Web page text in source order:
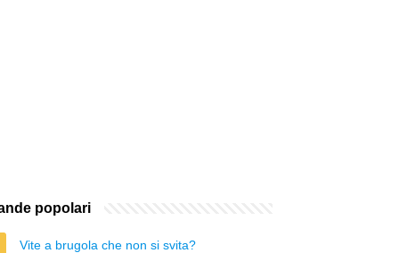
popolari
Vite a brugola che non si svita?